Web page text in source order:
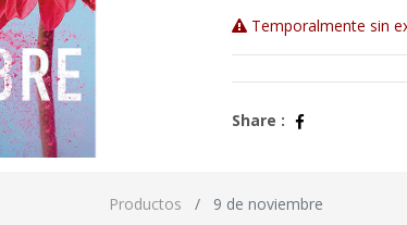
Temporalmente sin
Share :
Productos 9 de noviembre